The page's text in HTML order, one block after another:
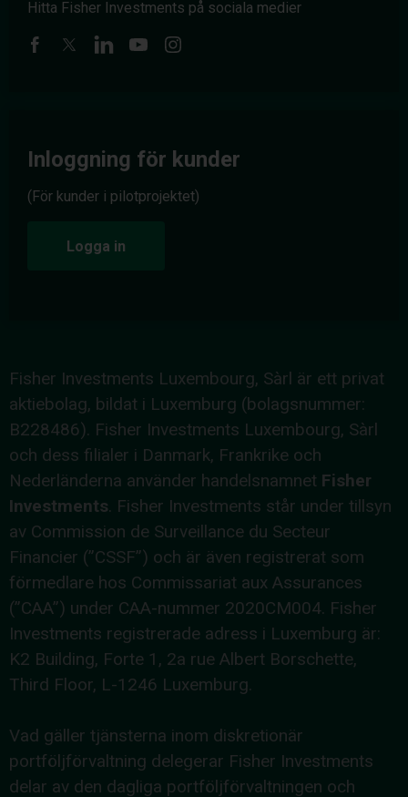
Hitta Fisher Investments på sociala medier
Inloggning för kunder
(För kunder i pilotprojektet)
Logga in
Fisher Investments Luxembourg, Sàrl är ett privat
aktiebolag, bildat i Luxemburg (bolagsnummer:
B228486). Fisher Investments Luxembourg, Sàrl
och dess filialer i Danmark, Frankrike och
Nederländerna använder handelsnamnet Fisher
Investments. Fisher Investments står under tillsyn
av Commission de Surveillance du Secteur
Financier (”CSSF”) och är även registrerat som
förmedlare hos Commissariat aux Assurances
(”CAA”) under CAA-nummer 2020CM004. Fisher
Investments registrerade adress i Luxemburg är:
K2 Building, Forte 1, 2a rue Albert Borschette,
Third Floor, L-1246 Luxemburg.
Vad gäller tjänsterna inom diskretionär
portföljförvaltning delegerar Fisher Investments
delar av den dagliga portföljförvaltningen och